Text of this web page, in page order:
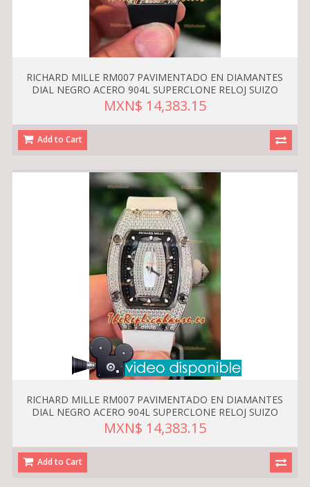
RICHARD MILLE RM007 PAVIMENTADO EN DIAMANTES
DIAL NEGRO ACERO 904L SUPERCLONE RELOJ SUIZO
MXN$ 14,383.15
Add to Cart
RICHARD MILLE RM007 PAVIMENTADO EN DIAMANTES
DIAL NEGRO ACERO 904L SUPERCLONE RELOJ SUIZO
MXN$ 14,383.15
Add to Cart